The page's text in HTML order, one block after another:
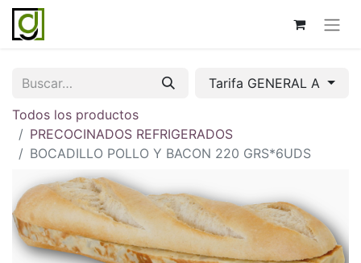
Tarifa GENERAL A
Todos los productos
PRECOCINADOS REFRIGERADOS
BOCADILLO POLLO Y BACON 220 GRS*6UDS